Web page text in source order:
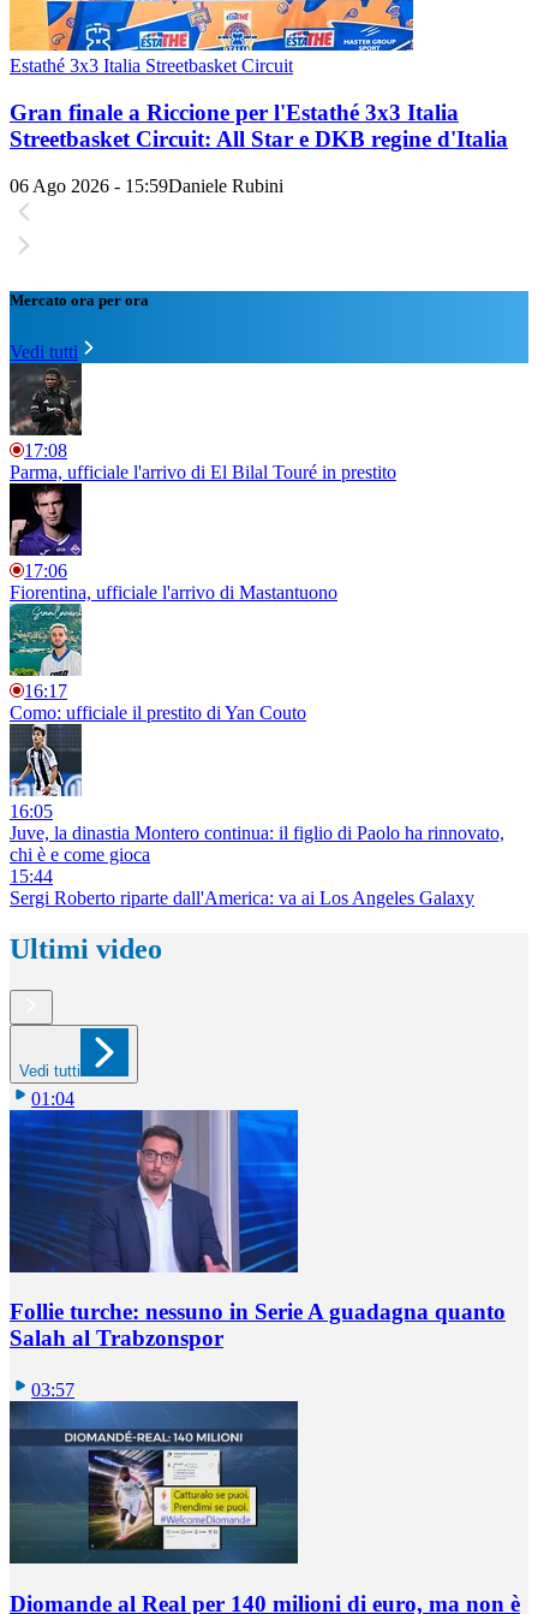
Estathé 3x3 Italia Streetbasket Circuit
Gran finale a Riccione per l'Estathé 3x3 Italia
Streetbasket Circuit: All Star e DKB regine d'Italia
06 Ago 2026 - 15:59Daniele Rubini
Mercato ora per ora
Vedi tutti
17:08
Parma, ufficiale l'arrivo di El Bilal Touré in prestito
17:06
Fiorentina, ufficiale l'arrivo di Mastantuono
16:17
Como: ufficiale il prestito di Yan Couto
16:05
Juve, la dinastia Montero continua: il figlio di Paolo ha rinnovato,
chi è e come gioca
15:44
Sergi Roberto riparte dall'America: va ai Los Angeles Galaxy
Ultimi video
Vedi tutti
01:04
Follie turche: nessuno in Serie A guadagna quanto
Salah al Trabzonspor
03:57
Diomande al Real per 140 milioni di euro, ma non è